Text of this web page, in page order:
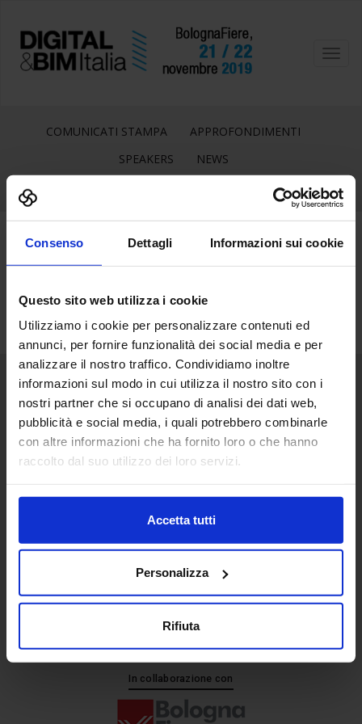
Consenso Dettagli Informazioni sui cookie
Questo sito web utilizza i cookie
Utilizziamo i cookie per personalizzare contenuti ed
annunci, per fornire funzionalità dei social media e per
analizzare il nostro traffico. Condividiamo inoltre
informazioni sul modo in cui utilizza il nostro sito con i
nostri partner che si occupano di analisi dei dati web,
pubblicità e social media, i quali potrebbero combinarle
con altre informazioni che ha fornito loro o che hanno
raccolto dal suo utilizzo dei loro servizi.
Accetta tutti
Personalizza
Rifiuta
COMUNICATI STAMPA
APPROFONDIMENTI
SPEAKERS
NEWS
Senaf srl
+ 39 051.325511
+ 39 02.332039460
In collaborazione con